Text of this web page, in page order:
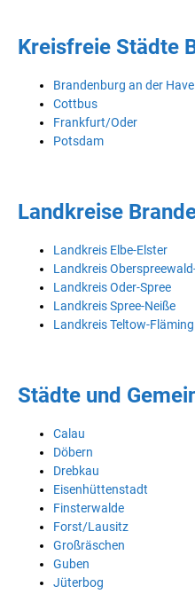
Kreisfreie Städte
Brandenburg an der Havel
Cottbus
Frankfurt/Oder
Potsdam
Landkreise
Landkreis Elbe-Elster
Landkreis
Landkreis Oder-Spree
Landkreis Spree-Neiße
Landkreis Teltow-Fläming
Städte und
Calau
Döbern
Drebkau
Eisenhüttenstadt
Finsterwalde
Forst/Lausitz
Großräschen
Guben
Jüterbog